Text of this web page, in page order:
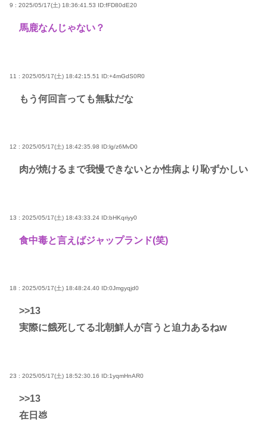
9 : 2025/05/17(土) 18:36:41.53 ID:fFD80dE20
馬鹿なんじゃない？
11 : 2025/05/17(土) 18:42:15.51 ID:+4mGdS0R0
もう何回言っても無駄だな
12 : 2025/05/17(土) 18:42:35.98 ID:lg/z6MvD0
肉が焼けるまで我慢できないとか性病より恥ずかしい
13 : 2025/05/17(土) 18:43:33.24 ID:bHKqriyy0
食中毒と言えばジャップランド(笑)
18 : 2025/05/17(土) 18:48:24.40 ID:0Jmgyqjd0
>>13
実際に餓死してる北朝鮮人が言うと迫力あるねw
23 : 2025/05/17(土) 18:52:30.16 ID:1yqmHnAR0
>>13
在日💩